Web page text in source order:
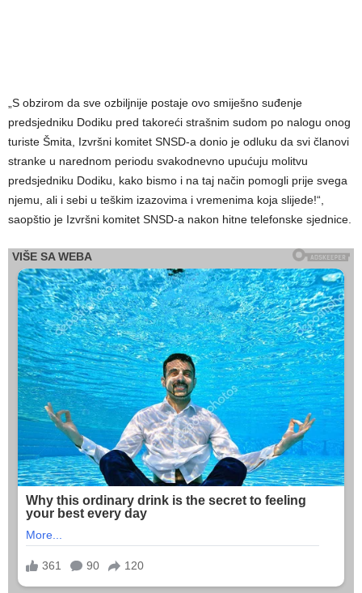
„S obzirom da sve ozbiljnije postaje ovo smiješno suđenje
predsjedniku Dodiku pred takoreći strašnim sudom po nalogu onog
turiste Šmita, Izvršni komitet SNSD-a donio je odluku da svi članovi
stranke u narednom periodu svakodnevno upućuju molitvu
predsjedniku Dodiku, kako bismo i na taj način pomogli prije svega
njemu, ali i sebi u teškim izazovima i vremenima koja slijede!“,
saopštio je Izvršni komitet SNSD-a nakon hitne telefonske sjednice.